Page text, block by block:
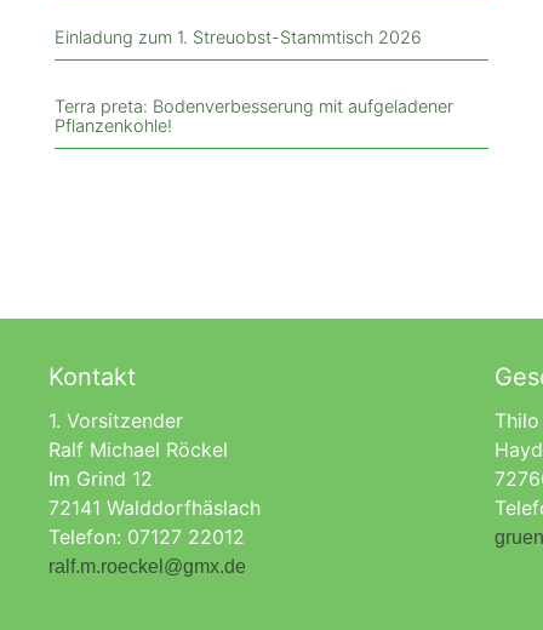
Einladung zum 1. Streuobst-Stammtisch 2026
Terra preta: Bodenverbesserung mit aufgeladener
Pflanzenkohle!
Kontakt
1. Vorsitzender
Ralf Michael Röckel
Im Grind 12
72141 Walddorfhäslach
Telefon: 07127 22012
ralf.m.roeckel@gmx.de